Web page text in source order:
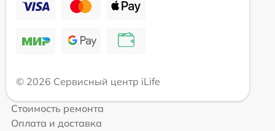
© 2026 Сервисный центр iLife
Стоимость ремонта
Оплата и доставка